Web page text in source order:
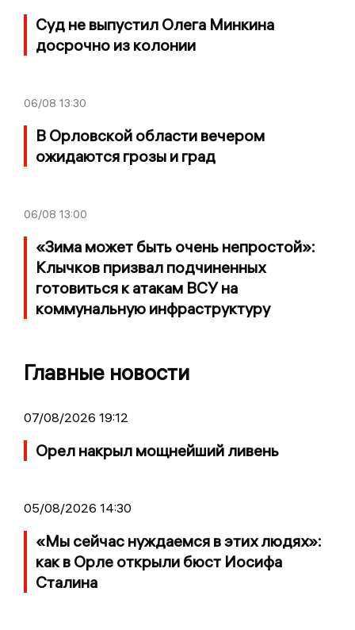
Суд не выпустил Олега Минкина
досрочно из колонии
06/08 13:30
В Орловской области вечером
ожидаются грозы и град
06/08 13:00
«Зима может быть очень непростой»:
Клычков призвал подчиненных
готовиться к атакам ВСУ на
коммунальную инфраструктуру
Главные новости
07/08/2026 19:12
Орел накрыл мощнейший ливень
05/08/2026 14:30
«Мы сейчас нуждаемся в этих людях»:
как в Орле открыли бюст Иосифа
Сталина